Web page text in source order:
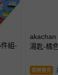
組-
akachan
湯匙-橘
即將售完